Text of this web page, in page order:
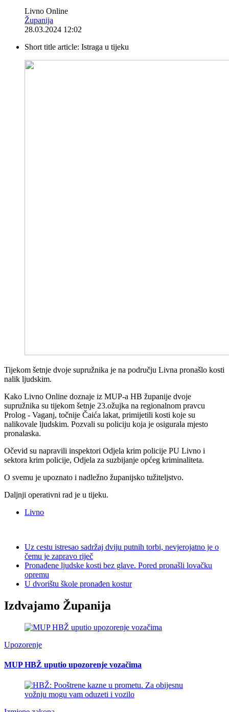
Livno Online
Županija
28.03.2024 12:02
Short title article: Istraga u tijeku
Tijekom šetnje dvoje supružnika je na području Livna pronašlo kosti
nalik ljudskim.
Kako Livno Online doznaje iz MUP-a HB županije dvoje
supružnika su tijekom šetnje 23.ožujka na regionalnom pravcu
Prolog - Vaganj, točnije Čaića lakat, primijetili kosti koje su
nalikovale ljudskim. Pozvali su policiju koja je osigurala mjesto
pronalaska.
Očevid su napravili inspektori Odjela krim policije PU Livno i
sektora krim policije, Odjela za suzbijanje općeg kriminaliteta.
O svemu je upoznato i nadležno županijsko tužiteljstvo.
Daljnji operativni rad je u tijeku.
Livno
Uz cestu istresao sadržaj dviju putnih torbi, nevjerojatno je o
čemu je zapravo riječ
Pronađene ljudske kosti bez glave. Pored pronašli lovačku
opremu
U dvorištu škole pronađen kostur
Izdvajamo Županija
Upozorenje
MUP HBŽ uputio upozorenje vozačima